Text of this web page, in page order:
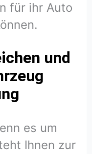
für ihr Auto
und
es um
Ihnen zur